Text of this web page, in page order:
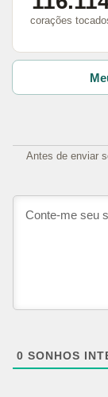
corações
Antes de enviar
0 SONHOS